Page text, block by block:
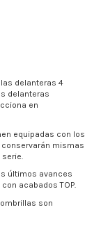
delanteras 4
delanteras
en
equipadas con los
mismas
últimos avances
acabados TOP.
son